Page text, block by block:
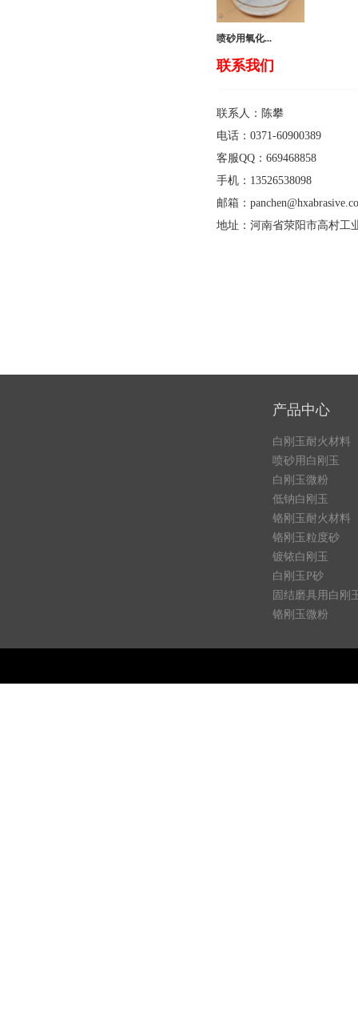
喷砂用氧化...
联系我们
联系人：陈攀
电话：0371-60900389
客服QQ：669468858
手机：13526538098
邮箱：
地址：河南省荥阳市高村工
产品中心
白刚玉耐火材料
喷砂用白刚玉
白刚玉微粉
低钠白刚玉
铬刚玉耐火材料
铬刚玉粒度砂
镀铱白刚玉
白刚玉P砂
固结磨具用白刚
铬刚玉微粉